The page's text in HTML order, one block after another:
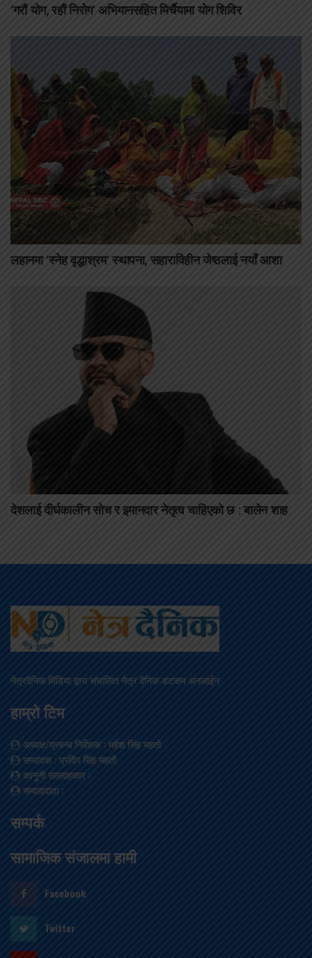
‘गरौं योग, रहौं निरोग’ अभियानसहित मिर्चैयामा योग शिविर
लहानमा ‘स्नेह वृद्धाश्रम’ स्थापना, सहाराविहीन जेष्ठलाई नयाँ आशा
देशलाई दीर्घकालीन सोच र इमानदार नेतृत्व चाहिएको छ : बालेन शाह
नेत्रदैनिक मिडिया द्वारा संचालित नेत्र दैनिक डटकम अनलाईन
हाम्रो टिम
अध्यक्ष/प्रबन्ध निर्देशक: महेश सिंह महतो
सम्पादक: प्रदिप सिंह महतो
कानूनी सल्लाहकार:
सम्वाददाता:
सम्पर्क
सामाजिक संजालमा हामी
Facebook
Twitter